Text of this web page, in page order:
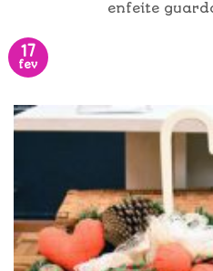
enfeite
17
fev